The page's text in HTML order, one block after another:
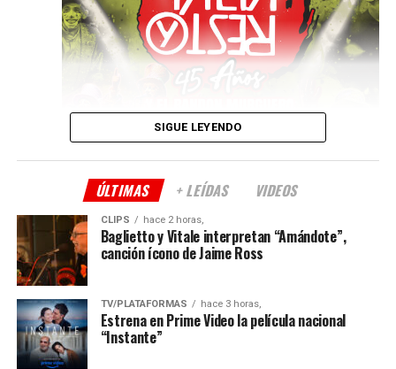
Viernes 2 de octubre – a las 21
Ernesto Snajer
Después de la satisfactoria experiencia en 2025, la
SIGUE LEYENDO
ÚLTIMAS + LEÍDAS VIDEOS
CLIPS hace 2 horas,
Baglietto y Vitale interpretan “Amándote”,
canción ícono de Jaime Ross
TV/PLATAFORMAS hace 3 horas,
Estrena en Prime Video la película nacional
“Instante”